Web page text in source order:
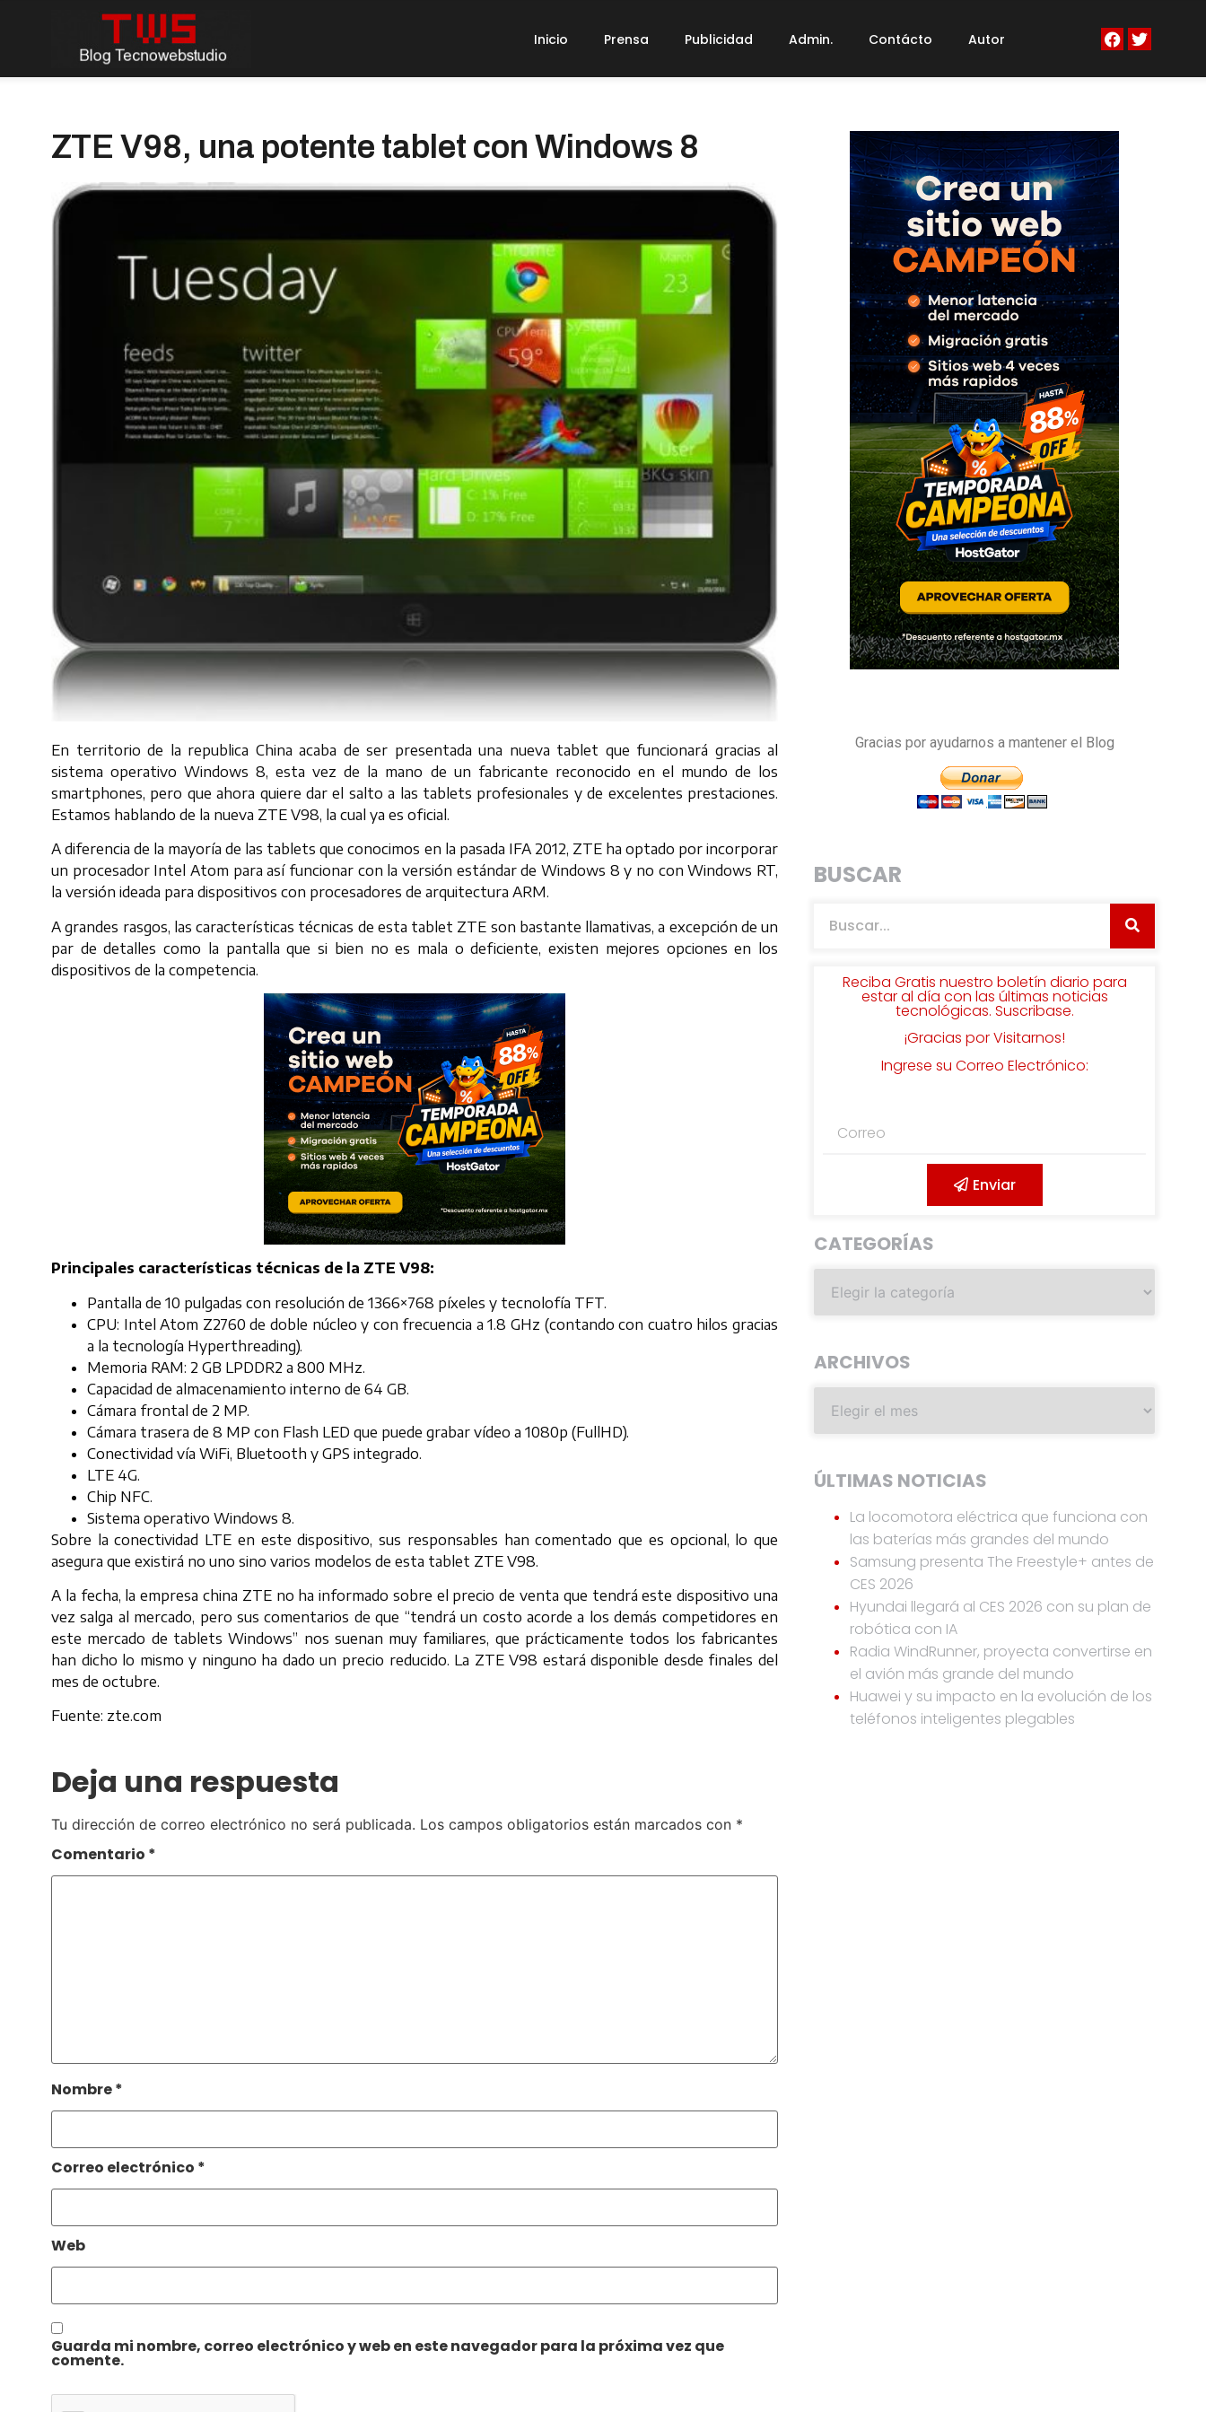
Inicio Prensa Publicidad Admin. Contácto Autor
ZTE V98, una potente tablet con Windows 8
En territorio de la republica China acaba de ser presentada una nueva tablet que funcionará gracias al
sistema operativo Windows 8, esta vez de la mano de un fabricante reconocido en el mundo de los
smartphones, pero que ahora quiere dar el salto a las tablets profesionales y de excelentes prestaciones.
Estamos hablando de la nueva ZTE V98, la cual ya es oficial.
A diferencia de la mayoría de las tablets que conocimos en la pasada IFA 2012, ZTE ha optado por incorporar
un procesador Intel Atom para así funcionar con la versión estándar de Windows 8 y no con Windows RT,
la versión ideada para dispositivos con procesadores de arquitectura ARM.
A grandes rasgos, las características técnicas de esta tablet ZTE son bastante llamativas, a excepción de un
par de detalles como la pantalla que si bien no es mala o deficiente, existen mejores opciones en los
dispositivos de la competencia.
Principales características técnicas de la ZTE V98:
Pantalla de 10 pulgadas con resolución de 1366×768 píxeles y tecnolofía TFT.
CPU: Intel Atom Z2760 de doble núcleo y con frecuencia a 1.8 GHz (contando con cuatro hilos gracias
a la tecnología Hyperthreading).
Memoria RAM: 2 GB LPDDR2 a 800 MHz.
Capacidad de almacenamiento interno de 64 GB.
Cámara frontal de 2 MP.
Cámara trasera de 8 MP con Flash LED que puede grabar vídeo a 1080p (FullHD).
Conectividad vía WiFi, Bluetooth y GPS integrado.
LTE 4G.
Chip NFC.
Sistema operativo Windows 8.
Sobre la conectividad LTE en este dispositivo, sus responsables han comentado que es opcional, lo que
asegura que existirá no uno sino varios modelos de esta tablet ZTE V98.
A la fecha, la empresa china ZTE no ha informado sobre el precio de venta que tendrá este dispositivo una
vez salga al mercado, pero sus comentarios de que “tendrá un costo acorde a los demás competidores en
este mercado de tablets Windows” nos suenan muy familiares, que prácticamente todos los fabricantes
han dicho lo mismo y ninguno ha dado un precio reducido. La ZTE V98 estará disponible desde finales del
mes de octubre.
Fuente: zte.com
Deja una respuesta
Tu dirección de correo electrónico no será publicada. Los campos obligatorios están marcados con *
Comentario *
Nombre*
Correo electrónico *
Web
Guarda mi nombre, correo electrónico y web en este navegador para la próxima vez que
comente.
Gracias por ayudarnos a mantener el Blog
BUSCAR
Reciba Gratis nuestro boletín diario para
estar al día con las últimas noticias
tecnológicas. Suscribase.
¡Gracias por Visitarnos!
Ingrese su Correo Electrónico:
Enviar
CATEGORÍAS
ARCHIVOS
ÚLTIMAS NOTICIAS
La locomotora eléctrica que funciona con
las baterías más grandes del mundo
Samsung presenta The Freestyle+ antes de
CES 2026
Hyundai llegará al CES 2026 con su plan de
robótica con IA
Radia WindRunner, proyecta convertirse en
el avión más grande del mundo
Huawei y su impacto en la evolución de los
teléfonos inteligentes plegables